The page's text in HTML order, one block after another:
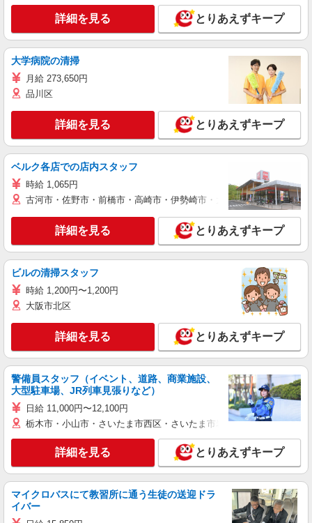
詳細を見る とりあえずキープ
大学病院の清掃
月給 273,650円
品川区
詳細を見る とりあえずキープ
ベルク各店での店内スタッフ
時給 1,065円
古河市・佐野市・前橋市・高崎市・伊勢崎市・太田市・館林市・藤
詳細を見る とりあえずキープ
ビルの清掃スタッフ
時給 1,200円〜1,200円
大阪市北区
詳細を見る とりあえずキープ
警備員スタッフ（イベント、道路、商業施設、
大型駐車場、JR列車見張りなど）
日給 11,000円〜12,100円
栃木市・小山市・さいたま市西区・さいたま市岩槻区・久喜市・蓮田
詳細を見る とりあえずキープ
マイクロバスにて教習所に通う生徒の送迎ドラ
イバー